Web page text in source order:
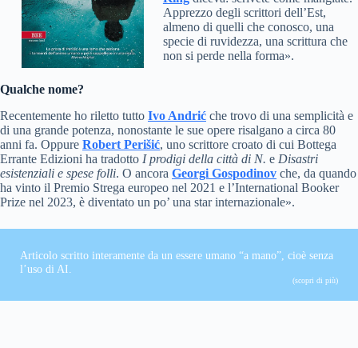
Apprezzo degli scrittori dell’Est,
almeno di quelli che conosco, una
specie di ruvidezza, una scrittura che
non si perde nella forma».
Qualche nome?
Recentemente ho riletto tutto Ivo Andrić che trovo di una semplicità e
di una grande potenza, nonostante le sue opere risalgano a circa 80
anni fa. Oppure Robert Perišić, uno scrittore croato di cui Bottega
Errante Edizioni ha tradotto I prodigi della città di N. e Disastri
esistenziali e spese folli. O ancora Georgi Gospodinov che, da quando
ha vinto il Premio Strega europeo nel 2021 e l’International Booker
Prize nel 2023, è diventato un po’ una star internazionale».
Articolo scritto interamente da un essere umano “a mano”, cioè senza
l’uso di AI.
(scopri di più)